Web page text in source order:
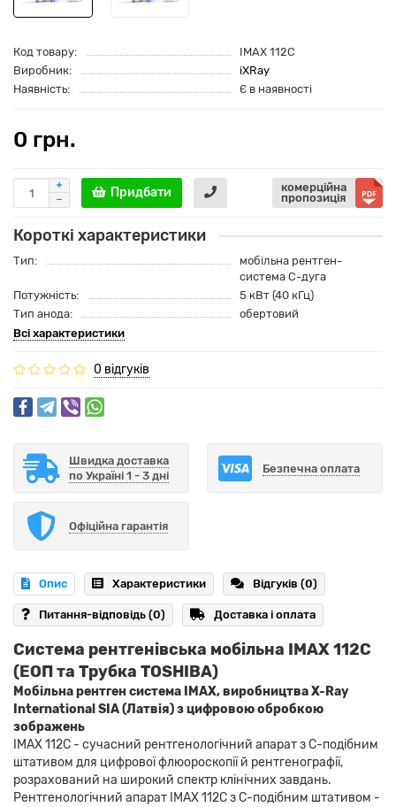
Код товару:
IMAX 112C
Виробник:
iXRay
Наявність:
Є в наявності
0 грн.
Придбати
комерційна
пропозиція
Короткі характеристики
Тип:
мобільна рентген-
система С-дуга
Потужність:
5 кВт (40 кГц)
Тип анода:
обертовий
Всі характеристики
0 відгуків
Швидка доставка
по Україні 1 - 3 дні
Безпечна оплата
Офіційна гарантія
Опис Характеристики Відгуків (0)
Питання-відповідь (0) Доставка і оплата
Система рентгенівська мобільна IMAX 112C
(ЕОП та Трубка TOSHIBA)
Мобільна рентген система IMAX, виробництва X-Ray
International SIA (Латвія) з цифровою обробкою
зображень
IMAX 112C - сучасний рентгенологічний апарат з C-подібним
штативом для цифрової флюороскопії й рентгенографії,
розрахований на широкий спектр клінічних завдань.
Рентгенологічний апарат IMAX 112C з C-подібним штативом -